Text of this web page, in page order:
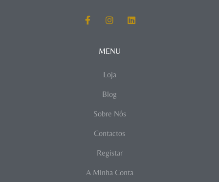
MENU
Loja
Blog
Sobre Nós
Contactos
Registar
A Minha Conta